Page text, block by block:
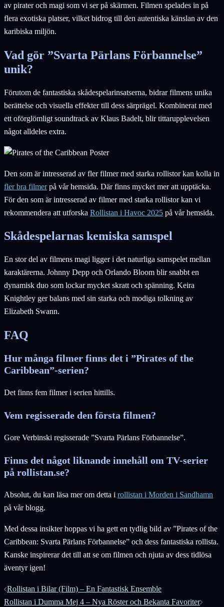
av pirater och magi som vi ser på skärmen. Filmen spelades in på
flera exotiska platser, vilket bidrog till den autentiska känslan av den
karibiska miljön.
Vad gör ”Svarta Pärlans Förbannelse”
unik?
Förutom de fantastiska skådespelarinsatserna, bidrar filmens unika
berättelse och visuella effekter till dess särprägel. Kombinerat med
ett oförglömligt soundtrack av Klaus Badelt, blir tittarupplevelsen
något alldeles extra.
Den som är intresserad av fler filmer med starka rollistor kan kolla in
fler bra filmerpå vår hemsida. Där finns mycket mer att upptäcka.
För den som är intresserad av filmer med starka rollistor kan vi
rekommendera att utforska Rollistan i Havoc 2025 på vår hemsida.
Skådespelarnas kemiska samspel
En stor del av filmens magi ligger i det naturliga samspelet mellan
karaktärerna. Johnny Depp och Orlando Bloom blir snabbt en
dynamisk duo som lockar mycket skratt och spänning. Keira
Knightley ger balans med sin starka och modiga tolkning av
Elizabeth Swann.
FAQ
Hur många filmer finns det i ”Pirates of the
Caribbean”-serien?
Det finns fem filmer i serien hittills.
Vem regisserade den första filmen?
Gore Verbinski regisserade ”Svarta Pärlans Förbannelse”.
Finns det något liknande innehåll om TV-serier
på rollistan.se?
Absolut, du kan läsa mer om detta i rollistan i Morden i Sandhamn
på vår blogg.
Med dessa insikter hoppas vi ha gett en tydlig bild av ”Pirates of the
Caribbean: Svarta Pärlans Förbannelse” och dess fantastiska rollista.
Kanske inspirerar det till att se om filmen och njuta av dess tidlösa
äventyr igen!
Inläggsnavigering
Rollistan i Bilar (Film) – En Fantastisk Ensemble
Rollistan i Dumma Mej 4 – Nya Röster och Bekanta Favoriter